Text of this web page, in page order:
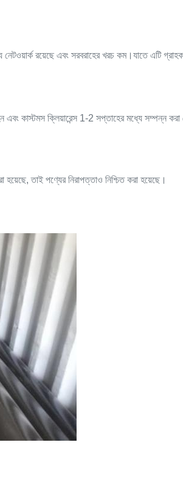
রয়েছে এবং সরবরাহের খরচ কম।যাতে এটি
কাস্টমস ক্লিয়ারেন্স 1-2 সপ্তাহের মধ্যে সম্পন্ন করা
তাই পণ্যের নিরাপত্তাও নিশ্চিত করা হয়েছে।